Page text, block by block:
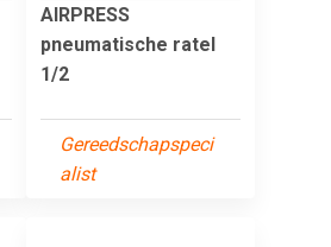
AIRPRESS
pneumatische ratel
1/2
Gereedschapspeci
alist